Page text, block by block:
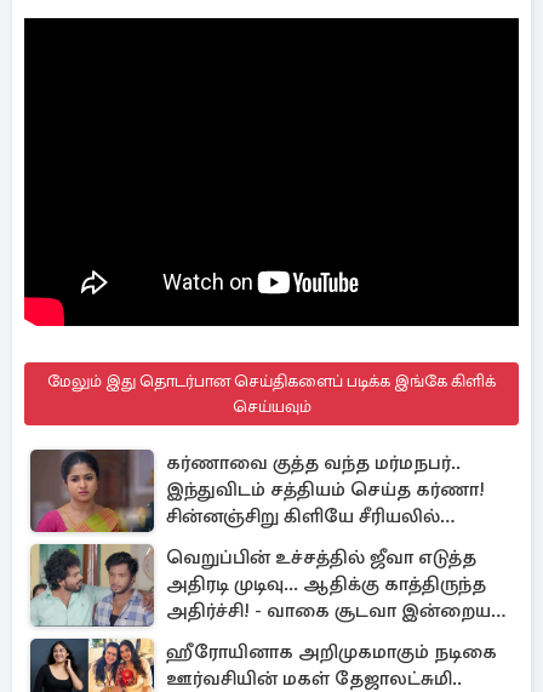
மேலும் இது தொடர்பான செய்திகளைப் படிக்க இங்கே கிளிக்
செய்யவும்
கர்ணாவை குத்த வந்த மர்மநபர்..
இந்துவிடம் சத்தியம் செய்த கர்ணா!
சின்னஞ்சிறு கிளியே சீரியலில்
பரபரப்பு!
வெறுப்பின் உச்சத்தில் ஜீவா எடுத்த
அதிரடி முடிவு... ஆதிக்கு காத்திருந்த
அதிர்ச்சி! - வாகை சூடவா இன்றைய
எபிசோட் அப்டேட்
ஹீரோயினாக அறிமுகமாகும் நடிகை
ஊர்வசியின் மகள் தேஜாலட்சுமி..